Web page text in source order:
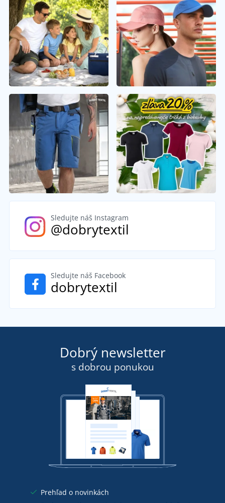
Sledujte náš Instagram
@dobrytextil
Sledujte náš Facebook
dobrytextil
Dobrý newsletter
s dobrou ponukou
Prehľad o novinkách